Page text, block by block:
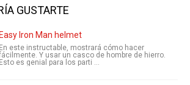
GUSTARTE
Easy Iron Man helmet
En este instructable, mostrará cómo hacer
Y usar un casco de hombre de hierro.
Esto es genial para los parti ...